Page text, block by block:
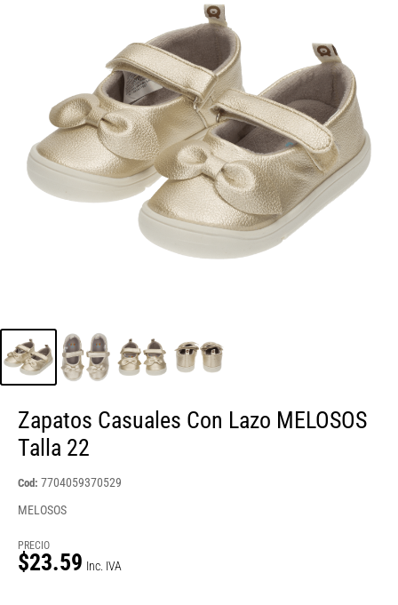
Zapatos Casuales Con Lazo MELOSOS
Talla 22
Cod: 7704059370529
MELOSOS
PRECIO
$23.59 Inc. IVA